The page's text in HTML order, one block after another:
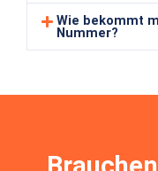
Wie bekommt
Nummer?